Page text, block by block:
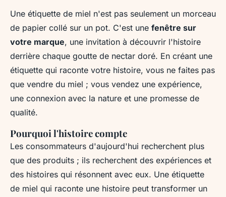
Une étiquette de miel n'est pas seulement un morceau
de papier collé sur un pot. C'est une fenêtre sur
votre marque, une invitation à découvrir l'histoire
derrière chaque goutte de nectar doré. En créant une
étiquette qui raconte votre histoire, vous ne faites pas
que vendre du miel ; vous vendez une expérience,
une connexion avec la nature et une promesse de
qualité.
Pourquoi l'histoire compte
Les consommateurs d'aujourd'hui recherchent plus
que des produits ; ils recherchent des expériences et
des histoires qui résonnent avec eux. Une étiquette
de miel qui raconte une histoire peut transformer un